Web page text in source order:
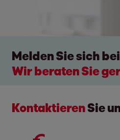
Melden Sie sich
Wir beraten Sie
KontaktierenSie